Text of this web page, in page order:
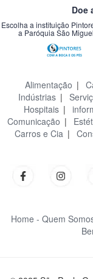
Doe
Escolha a instituição
a Paróquia São
Alimentação |
Indústrias|
Hospitais |
Comunicação |
Carros e Cia |
Home - Quem